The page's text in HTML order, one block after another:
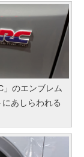
」のエンブレム
あしらわれる